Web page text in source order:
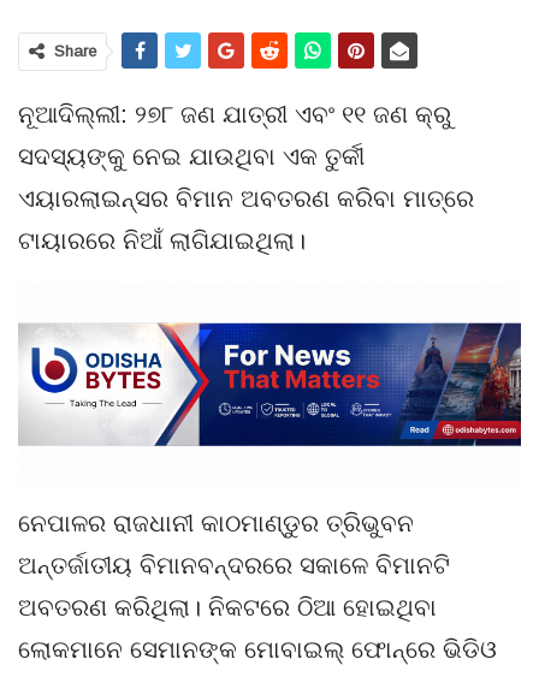
Share
ନୂଆଦିଲ୍ଲୀ: ୨୭୮ ଜଣ ଯାତ୍ରୀ ଏବଂ ୧୧ ଜଣ କ୍ରୁ
ସଦସ୍ୟଙ୍କୁ ନେଇ ଯାଉଥିବା ଏକ ତୁର୍କୀ
ଏୟାରଲାଇନ୍ସର ବିମାନ ଅବତରଣ କରିବା ମାତ୍ରେ
ଟାୟାରରେ ନିଆଁ ଲାଗିଯାଇଥିଲା।
ନେପାଳର ରାଜଧାନୀ କାଠମାଣ୍ଡୁର ତ୍ରିଭୁବନ
ଅନ୍ତର୍ଜାତୀୟ ବିମାନବନ୍ଦରରେ ସକାଳେ ବିମାନଟି
ଅବତରଣ କରିଥିଲା। ନିକଟରେ ଠିଆ ହୋଇଥିବା
ଲୋକମାନେ ସେମାନଙ୍କ ମୋବାଇଲ୍ ଫୋନ୍‌ରେ ଭିଡିଓ